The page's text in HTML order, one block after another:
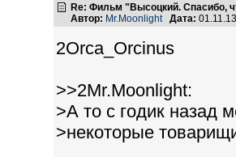
Re: Фильм "Высоцкий. Спасибо,
Автор: Mr.Moonlight Дата:
2Orca_Orcinus
>>2Mr.Moonlight:
>А то с годик назад
>некоторые